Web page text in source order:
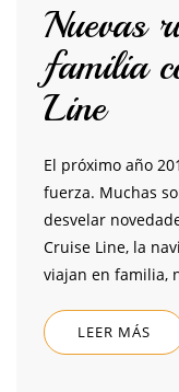
Nuevas
familia
Line
El próximo año
fuerza. Muchas
desvelar
Cruise Line, la
viajan en familia,
LEER MÁS